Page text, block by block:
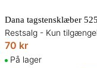
70 kr
På lager